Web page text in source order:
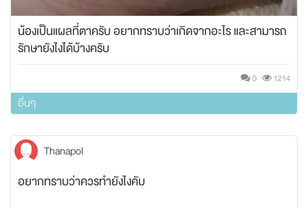
น้องเป็นแผลที่ตาครับ อยากทราบว่าเกิดจากอะไร และสามารถ
รักษายังไงได้บ้างครับ
0 1214
อื่นๆ
Thanapol
อยากทราบว่าควรทำยังไงคับ